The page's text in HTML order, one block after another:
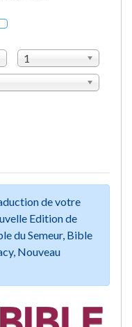
1
de votre
Edition de
du Semeur, Bible
Nouveau